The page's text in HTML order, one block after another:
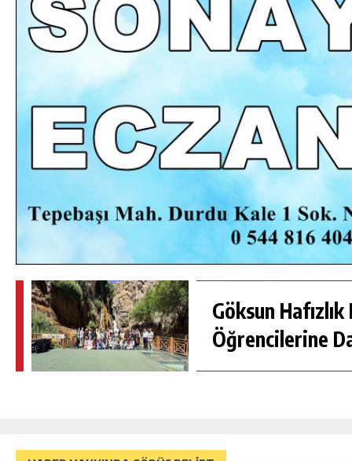
Göksun Hafızlık
Öğrencilerine
GÜNLÜK HABER AKIŞI
GÖKSUN HAFIZLIK KIZ KUR’AN KURSU
ÖĞRENCILERINE DARENDE GEZISI.